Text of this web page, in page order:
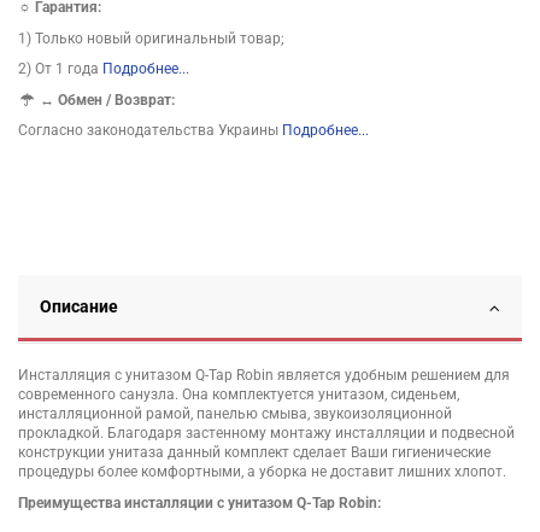
☼ Гарантия:
1) Только новый оригинальный товар;
2) От 1 года Подробнее...
↔Обмен / Возврат:
Согласно законодательства Украины Подробнее...
Описание
Инсталляция с унитазом Q-Tap Robin является удобным решением для
современного санузла. Она комплектуется унитазом, сиденьем,
инсталляционной рамой, панелью смыва, звукоизоляционной
прокладкой. Благодаря застенному монтажу инсталляции и подвесной
конструкции унитаза данный комплект сделает Ваши гигиенические
процедуры более комфортными, а уборка не доставит лишних хлопот.
Преимущества инсталляции с унитазом Q-Tap Robin: